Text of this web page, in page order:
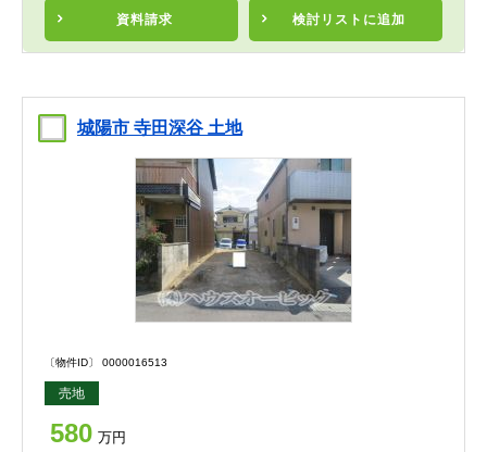
資料請求 検討リスト に追加
城陽市 寺田深谷 土地
〔物件ID〕 0000016513
売地
580 万円